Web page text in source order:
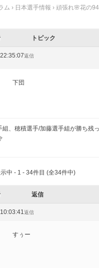
ム › 日本選手情報 › 頑張れ🌸花の
トピック
返信
下団
組、穂積選手/加藤選手組が勝ち残
中 - 1 - 34件目 (全34件中)
返信
返信
すぅー